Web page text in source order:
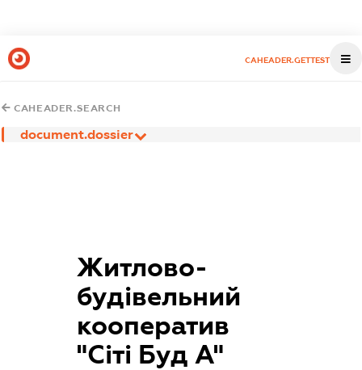
CAHEADER.GETTEST
CAHEADER.SEARCH
document.dossier
Житлово-
будівельний
кооператив
"Сіті Буд А"